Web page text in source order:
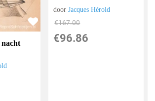
nacht
doorJacques Hérold
€167.00
€96.86